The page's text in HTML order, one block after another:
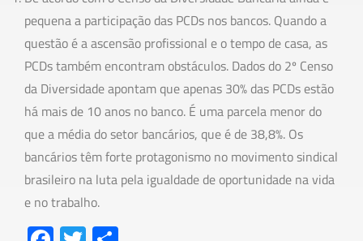
pequena a participação das PCDs nos bancos. Quando a
questão é a ascensão profissional e o tempo de casa, as
PCDs também encontram obstáculos. Dados do 2º Censo
da Diversidade apontam que apenas 30% das PCDs estão
há mais de 10 anos no banco. É uma parcela menor do
que a média do setor bancários, que é de 38,8%. Os
bancários têm forte protagonismo no movimento sindical
brasileiro na luta pela igualdade de oportunidade na vida
e no trabalho.